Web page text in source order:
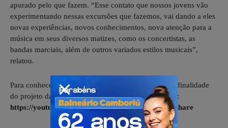
apurado pelo que fazem. “Esse contato que nossos jovens vão
experimentando nessas excursões que fazemos, vai dando a eles
novas experiências, novos conhecimentos, nova atenção para a
música em seus diversos matizes, como os concertistas, as
bandas marciais, além de outros variados estilos musicais”,
relatou.
Para conhecer melhor sobre como funciona e qual a finalidade
do projeto da Fanfarra Perna de Pau, acesse este link:
https://youtube.com/live/8Gayn75wFK4?feature=share